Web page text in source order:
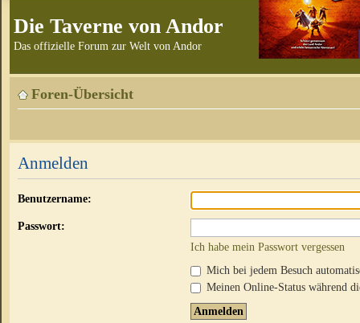
Die Taverne von Andor
Das offizielle Forum zur Welt von Andor
Foren-Übersicht
Anmelden
Benutzername:
Passwort:
Ich habe mein Passwort vergessen
Mich bei jedem Besuch
Meinen Online-Status während